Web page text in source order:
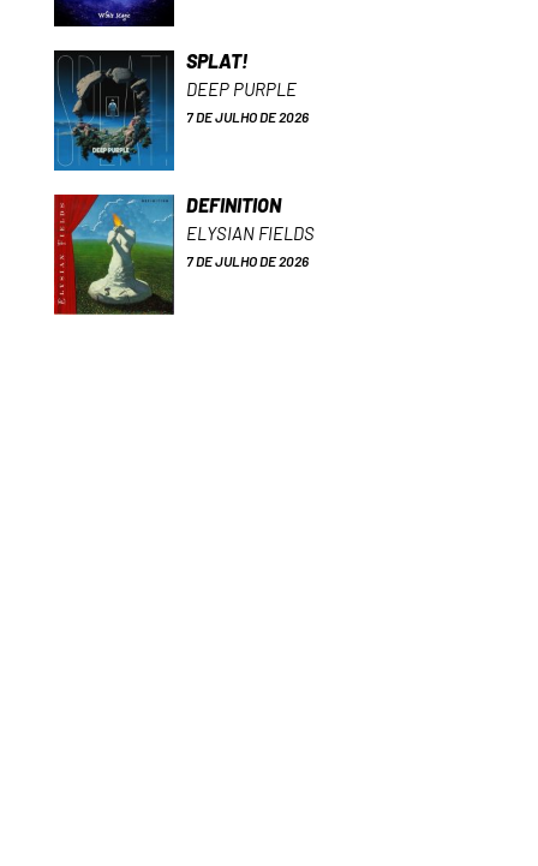
SPLAT!
DEEP PURPLE
7 DE JULHO DE 2026
DEFINITION
ELYSIAN FIELDS
7 DE JULHO DE 2026